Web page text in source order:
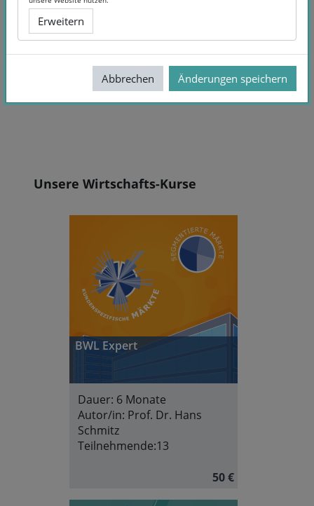
Wirtschaft Topic 8
Abschnittsübersicht
Unsere Wirtschafts-Kurse
BWL Expert
Dauer: 6 Monate
Autor/in: Prof. Dr. Hans
Schmitz
Teilnehmende:13
50 €
Erweitern
Abbrechen Änderungen speichern
Erweitern
Abbrechen Änderungen speichern